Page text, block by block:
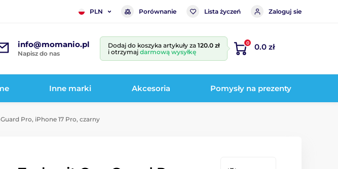
PLN Porównanie Lista życzeń Zaloguj sie
info@momanio.pl
Napisz do nas
Dodaj do koszyka artykuły za 120.0 zł
i otrzymaj darmową wysyłkę
0 0.0 zł
Inne marki Akcesoria Pomysły na prezenty
Pro, iPhone 17 Pro, czarny